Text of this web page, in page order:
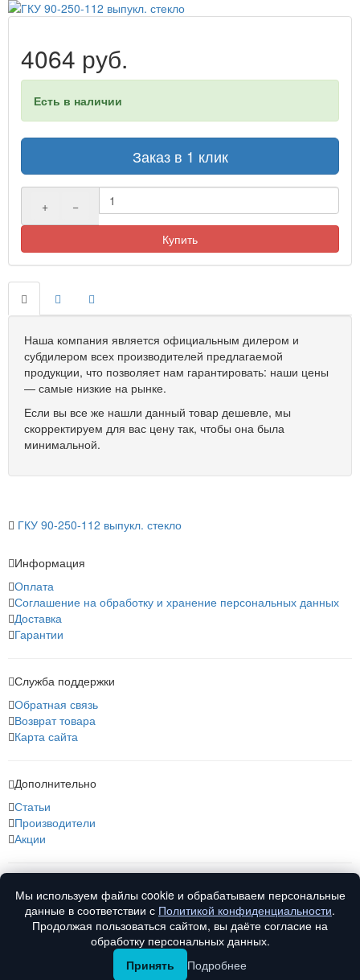
4064 руб.
Есть в наличии
Заказ в 1 клик
+ −
Купить
Наша компания является официальным дилером и
субдилером всех производителей предлагаемой
продукции, что позволяет нам гарантировать: наши цены
— самые низкие на рынке.
Если вы все же нашли данный товар дешевле, мы
скорректируем для вас цену так, чтобы она была
минимальной.
ГКУ 90-250-112 выпукл. стекло
Информация
Оплата
Соглашение на обработку и хранение персональных данных
Доставка
Гарантии
Служба поддержки
Обратная связь
Возврат товара
Карта сайта
Дополнительно
Статьи
Производители
Акции
О компании
Контакты
Мы используем файлы cookie и обрабатываем персональные
данные в соответствии с Политикой конфиденциальности.
Продолжая пользоваться сайтом, вы даёте согласие на
обработку персональных данных.
Принять
Подробнее